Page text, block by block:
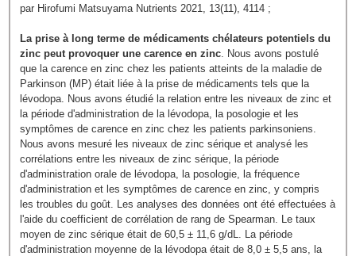
par Hirofumi Matsuyama Nutrients 2021, 13(11), 4114 ;
La prise à long terme de médicaments chélateurs potentiels du
zinc peut provoquer une carence en zinc . Nous avons postulé
que la carence en zinc chez les patients atteints de la maladie de
Parkinson (MP) était liée à la prise de médicaments tels que la
lévodopa. Nous avons étudié la relation entre les niveaux de zinc et
la période d'administration de la lévodopa, la posologie et les
symptômes de carence en zinc chez les patients parkinsoniens.
Nous avons mesuré les niveaux de zinc sérique et analysé les
corrélations entre les niveaux de zinc sérique, la période
d'administration orale de lévodopa, la posologie, la fréquence
d'administration et les symptômes de carence en zinc, y compris
les troubles du goût. Les analyses des données ont été effectuées à
l'aide du coefficient de corrélation de rang de Spearman. Le taux
moyen de zinc sérique était de 60,5 ± 11,6 g/dL. La période
d'administration moyenne de la lévodopa était de 8,0 ± 5,5 ans, la